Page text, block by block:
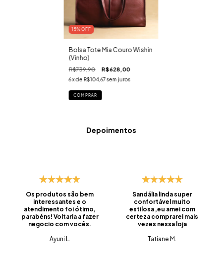
15% OFF
Bolsa Tote Mia Couro Wishin
(Vinho)
R$739,90 R$628,00
6x de R$104,67sem juros
COMPRAR
Depoimentos
Os produtos são bem
interessantes e o
atendimento foi ótimo,
parabéns! Voltaria a fazer
negocio com vocês.
Ayuni L.
Sandália linda super
confortável muito
estilosa ,eu amei com
certeza comprarei mais
vezes nessa loja
Tatiane M.